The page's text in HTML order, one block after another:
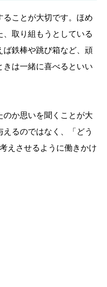
ことが大切です。ほめ
取り組もうとしている
鉄棒や跳び箱など、頑
は一緒に喜べるといい
か思いを聞くことが大
るのではなく、「どう
えさせるように働きかけ